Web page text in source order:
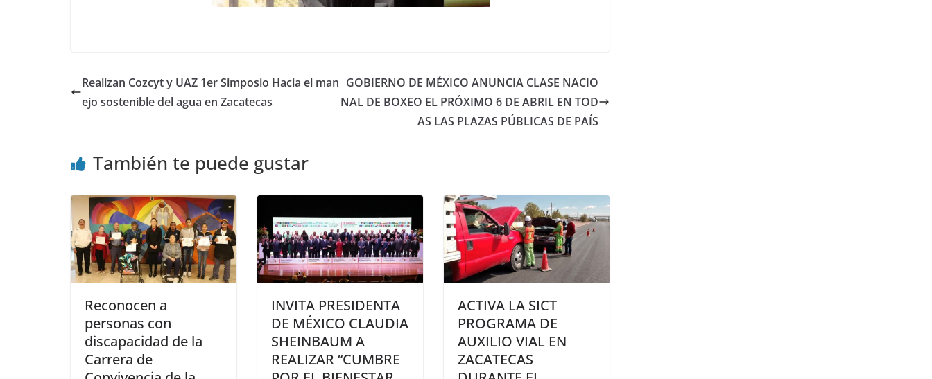
Realizan Cozcyt y UAZ 1er Simposio Hacia el man
ejo sostenible del agua en Zacatecas
GOBIERNO DE MÉXICO ANUNCIA CLASE NACIO
NAL DE BOXEO EL PRÓXIMO 6 DE ABRIL EN TOD
AS LAS PLAZAS PÚBLICAS DE PAÍS
También te puede gustar
Reconocen a
personas con
discapacidad de la
Carrera de
INVITA PRESIDENTA
DE MÉXICO CLAUDIA
SHEINBAUM A
REALIZAR “CUMBRE
ACTIVA LA SICT
PROGRAMA DE
AUXILIO VIAL EN
ZACATECAS